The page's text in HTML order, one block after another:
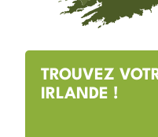
TROUVEZ
IRLANDE !